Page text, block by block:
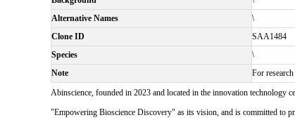
Alternative Names
\
Clone ID
SAA1484
Species
\
Note
For
Abinscience, founded in 2023 and located in the innovation technology
"Empowering Bioscience Discovery" as its vision, and is committed to